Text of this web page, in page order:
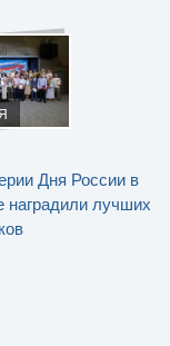
Дня России в
лучших